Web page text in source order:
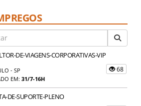
DE-VIAGENS-CORPORATIVAS-VIP
- SP
EM: 31/7-16H
68
DE-SUPORTE-PLENO